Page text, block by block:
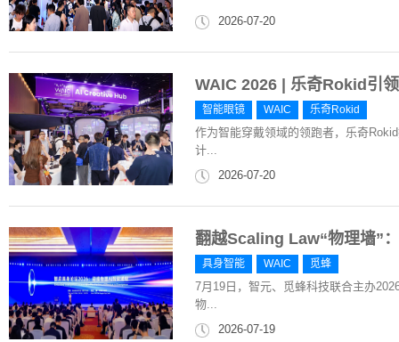
2026-07-20
WAIC 2026 | 乐奇Rokid引
智能眼镜 WAIC 乐奇Rokid
作为智能穿戴领域的领跑者，乐奇
计...
2026-07-20
翻越Scaling Law“物理墙”
具身智能 WAIC 觅蜂
7月19日，智元、觅蜂科技联合主办
物...
2026-07-19